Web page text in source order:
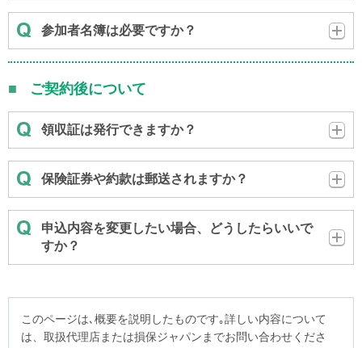
参加者名簿は必要ですか？
ご契約後について
領収証は発行できますか？
保険証券や約款は郵送されますか？
申込内容を変更したい場合、どうしたらいいで
すか？
このページは､概要を説明したものです｡詳しい内容について
は、取扱代理店または損保ジャパンまでお問い合わせくださ